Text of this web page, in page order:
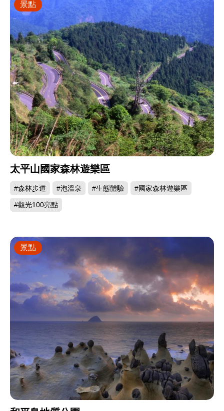
太平山國家森林遊樂區
#森林步道 #泡溫泉 #生態體驗 #國家森林遊樂區
#觀光100亮點
景點
景點